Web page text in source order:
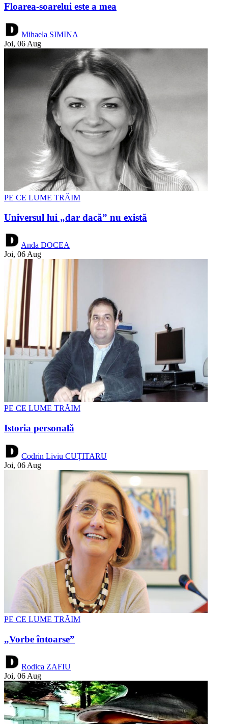
Floarea-soarelui este a mea
Mihaela SIMINA
Joi, 06 Aug
PE CE LUME TRĂIM
Universul lui „dar dacă” nu există
Anda DOCEA
Joi, 06 Aug
PE CE LUME TRĂIM
Istoria personală
Codrin Liviu CUȚITARU
Joi, 06 Aug
PE CE LUME TRĂIM
„Vorbe întoarse”
Rodica ZAFIU
Joi, 06 Aug